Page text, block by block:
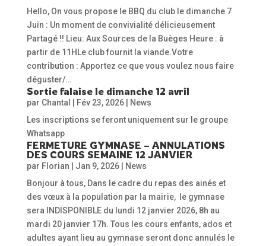
Hello, On vous propose le BBQ du club le dimanche 7
Juin : Un moment de convivialité délicieusement
Partagé !! Lieu: Aux Sources de la Buèges Heure : à
partir de 11HLe club fournit la viande.Votre
contribution : Apportez ce que vous voulez nous faire
déguster/…
Sortie falaise le dimanche 12 avril
par Chantal Fév 23, 2026|
News
Les inscriptions se feront uniquement sur le groupe
Whatsapp
FERMETURE GYMNASE – ANNULATIONS
DES COURS SEMAINE 12 JANVIER
par Florian Jan 9, 2026|
News
Bonjour à tous, Dans le cadre du repas des ainés et
des vœux à la population par la mairie, le gymnase
sera INDISPONIBLE du lundi 12 janvier 2026, 8h au
mardi 20 janvier 17h. Tous les cours enfants, ados et
adultes ayant lieu au gymnase seront donc annulés le